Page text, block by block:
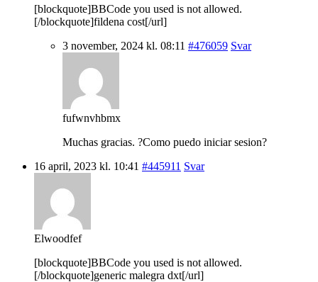
[blockquote]BBCode you used is not allowed.
[/blockquote]fildena cost[/url]
3 november, 2024 kl. 08:11 #476059 Svar
fufwnvhbmx
Muchas gracias. ?Como puedo iniciar sesion?
16 april, 2023 kl. 10:41 #445911 Svar
Elwoodfef
[blockquote]BBCode you used is not allowed.
[/blockquote]generic malegra dxt[/url]